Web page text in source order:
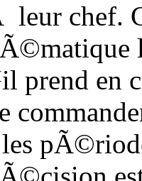
chef.
prend en